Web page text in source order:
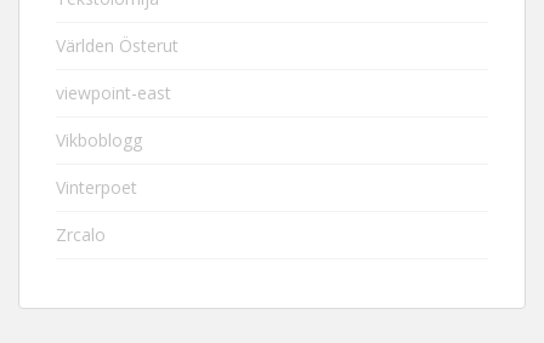
Världen Österut
viewpoint-east
Vikboblogg
Vinterpoet
Zrcalo